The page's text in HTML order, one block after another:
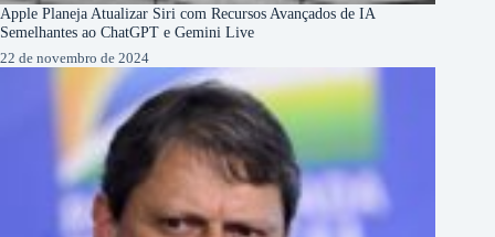
Apple Planeja Atualizar Siri com Recursos Avançados de IA
Semelhantes ao ChatGPT e Gemini Live
22 de novembro de 2024